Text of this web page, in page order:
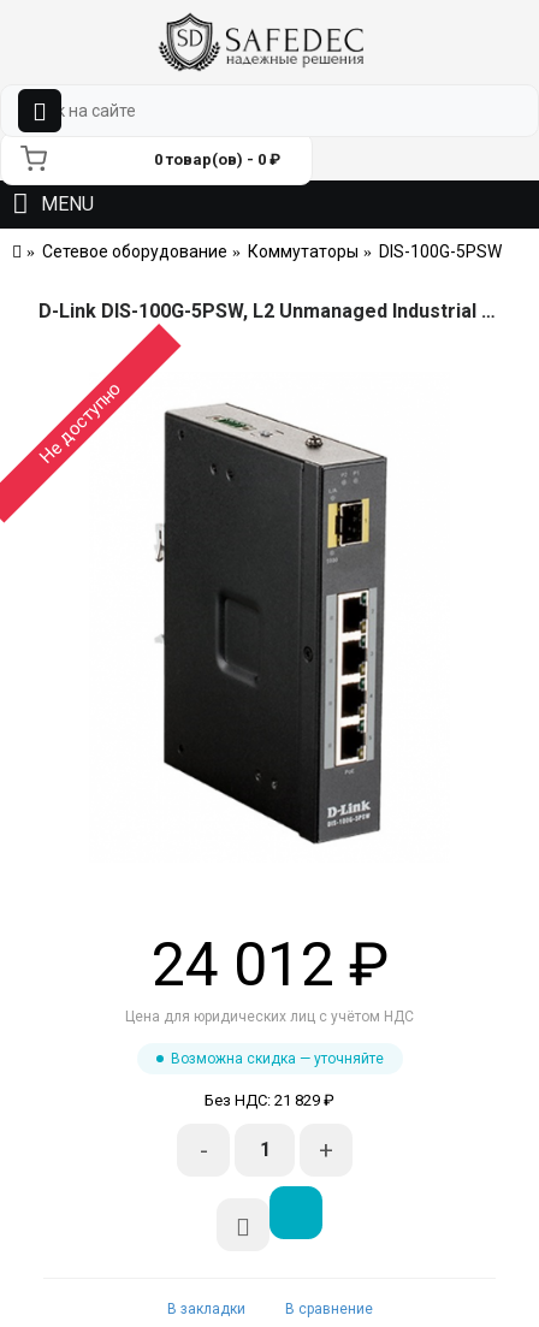
0 товар(ов) - 0 ₽
MENU
Сетевое оборудование Коммутаторы DIS-100G-5PSW
D-Link DIS-100G-5PSW, L2 Unmanaged Industrial Switch with 4 10/100/1000Base-T ports and 1 1000Base-X SFP ports (4 PoE ports 802.3af/802.3at (30 W), PoE Budget 120 W)2K Mac address, Jumbo Frame 9K, A
Не доступно
24 012 ₽
Цена для юридических лиц с учётом НДС
Возможна скидка — уточняйте
Без НДС: 21 829 ₽
- +
В закладки В сравнение